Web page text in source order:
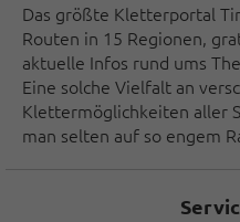
KletterSteige am
luftige Höhen! Bereits
einzigartigen Blick auf
Hippach.
Das größte Kletterportal
Routen in 15 Regionen,
aktuelle Infos rund ums
Eine solche Vielfalt an
Klettermöglichkeiten aller
man selten auf so engem